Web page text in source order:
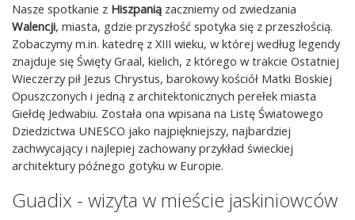
Nasze spotkanie z Hiszpanią zaczniemy od zwiedzania
Walencji, miasta, gdzie przyszłość spotyka się z przeszłością.
Zobaczymy m.in. katedrę z XIII wieku, w której według legendy
znajduje się Święty Graal, kielich, z którego w trakcie Ostatniej
Wieczerzy pił Jezus Chrystus, barokowy kościół Matki Boskiej
Opuszczonych i jedną z architektonicznych perełek miasta
Giełdę Jedwabiu. Została ona wpisana na Listę Światowego
Dziedzictwa UNESCO jako najpiękniejszy, najbardziej
zachwycający i najlepiej zachowany przykład świeckiej
architektury późnego gotyku w Europie.
Guadix - wizyta w mieście jaskiniowców